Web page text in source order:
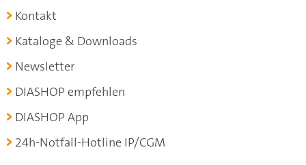
Kontakt
Kataloge & Downloads
Newsletter
DIASHOP empfehlen
DIASHOP App
24h-Notfall-Hotline IP/CGM